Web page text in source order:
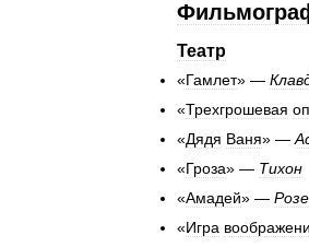
Театр
«Гамлет» —
«Трехгрошевая
«Дядя Ваня» —
«Гроза» — Тихон
«Амадей» —
«Игра